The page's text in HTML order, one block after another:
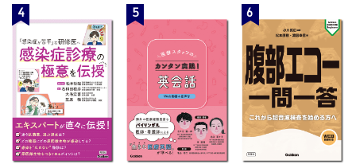
第1節 臨床解剖学から見た腹側間膜と背側間膜
第2節 「間膜根」と動脈・静脈
第3節 「間膜根」とリンパ流
第4節 「間膜根」と自律神経
4 5 6